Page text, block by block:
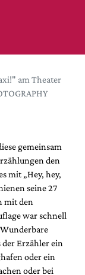
am Theater
gemeinsam
den
mit „Hey, hey,
seine 27
mit den
war schnell
der Erzähler ein
oder ein
oder bei